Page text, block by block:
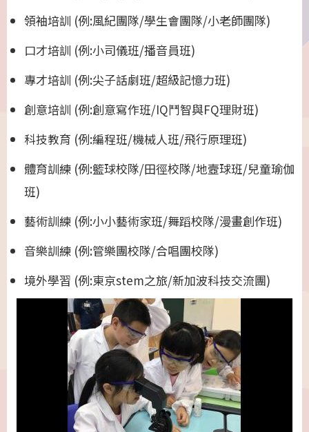
領袖培訓 (例:風紀團隊/學生會團隊/小老師團隊)
口才培訓 (例:小司儀班/播音員班)
專才培訓 (例:尖子話劇班/超級記憶力班)
創意培訓 (例:創意寫作班/IQ鬥智與FQ理財班)
科技教育 (例:編程班/機械人班/飛行原理班)
體育訓練 (例:籃球校隊/田徑校隊/地壼球班/兒童瑜伽
班)
藝術訓練 (例:小小藝術家班/舞蹈校隊/漫畫創作班)
音樂訓練 (例:管樂團校隊/合唱團校隊)
境外學習 (例:東京stem之旅/新加波科技交流團)